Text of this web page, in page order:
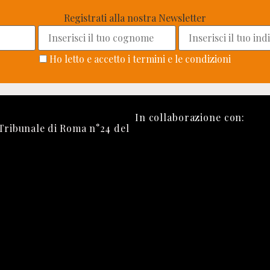
Registrati alla nostra Newsletter
Ho letto e accetto i termini e le condizioni
di Roma n°24 del
In collaborazione con: